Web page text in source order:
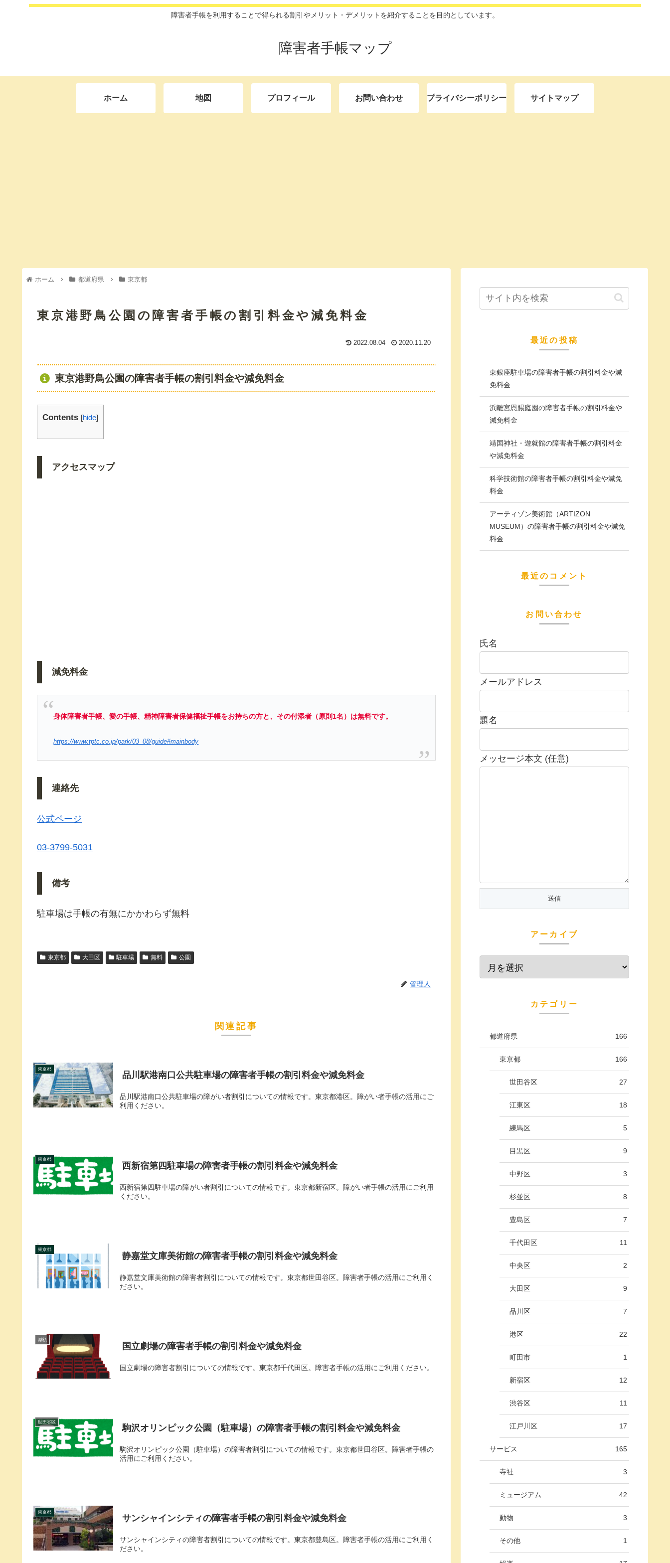
障害者手帳を利用することで得られる割引やメリット・デメリットを紹介することを目的としています。
障害者手帳マップ
ホーム 地図 プロフィール お問い合わせ プライバシーポリシー サイトマップ
ホーム 都道府県 東京都
東京港野鳥公園の障害者手帳の割引料金や減免料金
2022.08.04 2020.11.20
東京港野鳥公園の障害者手帳の割引料金や減免料金
Contents [hide]
アクセスマップ
減免料金
身体障害者手帳、愛の手帳、精神障害者保健福祉手帳をお持ちの方と、その付添者（原則1名）は無料です。
https://www.tptc.co.jp/park/03_08/guide#mainbody
連絡先
公式ページ
03-3799-5031
備考
駐車場は手帳の有無にかかわらず無料
東京都 大田区 駐車場 無料 公園
管理人
関連記事
東京都
品川駅港南口公共駐車場の障害者手帳の割引料金や減免料金
品川駅港南口公共駐車場の障がい者割引についての情報です。東京都港区。障がい者手帳の活用にご
利用ください。
東京都
西新宿第四駐車場の障害者手帳の割引料金や減免料金
西新宿第四駐車場の障がい者割引についての情報です。東京都新宿区。障がい者手帳の活用にご利用
ください。
東京都
静嘉堂文庫美術館の障害者手帳の割引料金や減免料金
静嘉堂文庫美術館の障害者割引についての情報です。東京都世田谷区。障害者手帳の活用にご利用く
ださい。
減額
国立劇場の障害者手帳の割引料金や減免料金
国立劇場の障害者割引についての情報です。東京都千代田区。障害者手帳の活用にご利用ください。
世田谷区
駒沢オリンピック公園（駐車場）の障害者手帳の割引料金や減免料金
駒沢オリンピック公園（駐車場）の障害者割引についての情報です。東京都世田谷区。障害者手帳の
活用にご利用ください。
東京都
サンシャインシティの障害者手帳の割引料金や減免料金
サンシャインシティの障害者割引についての情報です。東京都豊島区。障害者手帳の活用にご利用く
ださい。
最近の投稿
東銀座駐車場の障害者手帳の割引料金や減
免料金
浜離宮恩賜庭園の障害者手帳の割引料金や
減免料金
靖国神社・遊就館の障害者手帳の割引料金
や減免料金
科学技術館の障害者手帳の割引料金や減免
料金
アーティゾン美術館（ARTIZON
MUSEUM）の障害者手帳の割引料金や減免
料金
最近のコメント
お問い合わせ
氏名
メールアドレス
題名
メッセージ本文 (任意)
アーカイブ
カテゴリー
都道府県 166
東京都 166
世田谷区 27
江東区 18
練馬区 5
目黒区 9
中野区 3
杉並区 8
豊島区 7
千代田区 11
中央区 2
大田区 9
品川区 7
港区 22
町田市 1
新宿区 12
渋谷区 11
江戸川区 17
サービス 165
寺社 3
ミュージアム 42
動物 3
その他 1